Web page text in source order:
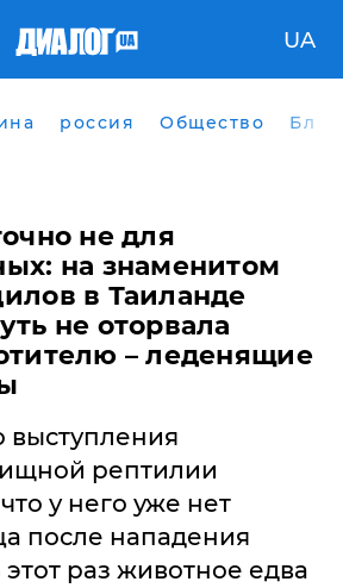
UA
россия Общество
не для
на знаменитом
в Таиланде
не оторвала
– леденящие
выступления
рептилии
у него уже нет
после нападения
раз животное едва